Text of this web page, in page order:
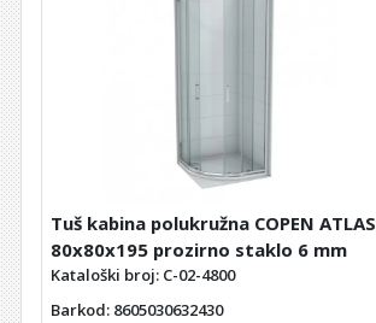
Tuš kabina polukružna COPEN ATLAS
80x80x195 prozirno staklo 6 mm
Kataloški broj: C-02-4800
Barkod: 8605030632430